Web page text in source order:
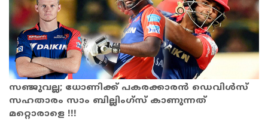
സഞ്ജുവല്ല; ധോണിക്ക് പകരക്കാരൻ ഡെവിള്‍സ്
സഹതാരം സാം ബില്ലിംഗ്‌സ് കാണുന്നത്
മറ്റൊരാളെ !!!